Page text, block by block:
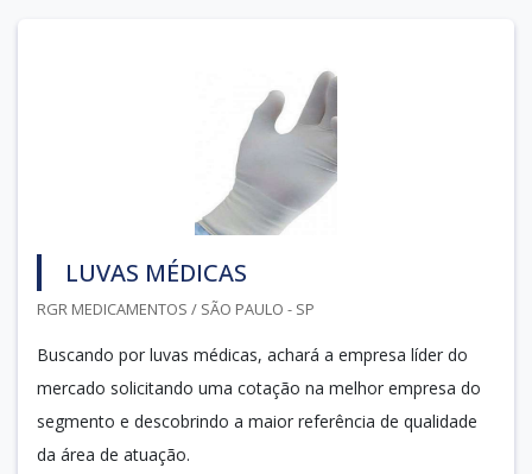
LUVAS MÉDICAS
RGR MEDICAMENTOS / SÃO PAULO - SP
Buscando por luvas médicas, achará a empresa líder do
mercado solicitando uma cotação na melhor empresa do
segmento e descobrindo a maior referência de qualidade
da área de atuação.